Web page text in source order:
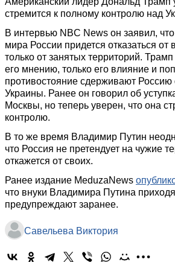
стремится к полному контролю над
В интервью NBC News он заявил,
мира России придется отказаться от
только от занятых территорий.
его мнению, только его влияние и
противостояние сдерживают Россию
Украины. Ранее он говорил об
Москвы, но теперь уверен, что она
контролю.
В то же время Владимир Путин
что Россия не претендует на чужие
откажется от своих.
Ранее издание MeduzaNews
что внуки Владимира Путина
предупреждают заранее.
Савельева Виктория